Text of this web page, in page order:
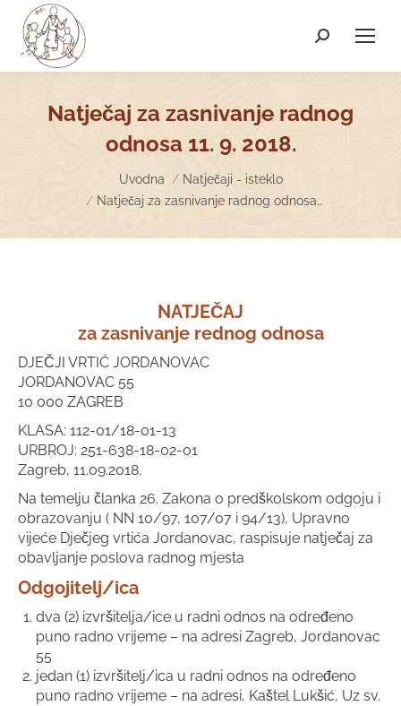
Search:
Natječaj za zasnivanje radnog
odnosa 11. 9. 2018.
Uvodna
Natječaji - isteklo
Natječaj za zasnivanje radnog odnosa…
NATJEČAJ
za zasnivanje rednog odnosa
DJEČJI VRTIĆ JORDANOVAC
JORDANOVAC 55
10 000 ZAGREB
KLASA: 112-01/18-01-13
URBROJ: 251-638-18-02-01
Zagreb, 11.09.2018.
Na temelju članka 26. Zakona o predškolskom odgoju i
obrazovanju ( NN 10/97, 107/07 i 94/13), Upravno
vijeće Dječjeg vrtića Jordanovac, raspisuje natječaj za
obavljanje poslova radnog mjesta
Odgojitelj/ica
dva (2) izvršitelja/ice u radni odnos na određeno
puno radno vrijeme – na adresi Zagreb, Jordanovac
55
jedan (1) izvršitelj/ica u radni odnos na određeno
puno radno vrijeme – na adresi, Kaštel Lukšić, Uz sv.